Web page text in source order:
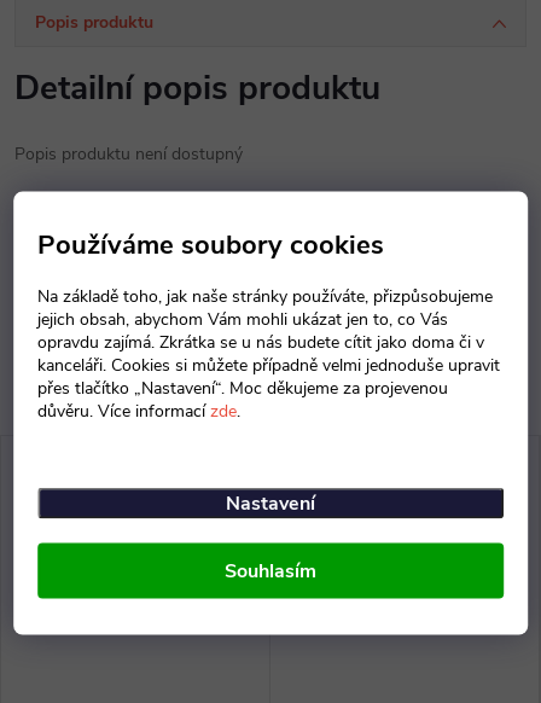
Používáme soubory cookies
Na základě toho, jak naše stránky používáte, přizpůsobujeme
jejich obsah, abychom Vám mohli ukázat jen to, co Vás
opravdu zajímá. Zkrátka se u nás budete cítit jako doma či v
kanceláři. Cookies si můžete případně velmi jednoduše upravit
přes tlačítko „Nastavení“. Moc děkujeme za projevenou
důvěru. Více informacízde.
Nastavení
Souhlasím
Popis produktu
Detailní popis produktu
Popis produktu není dostupný